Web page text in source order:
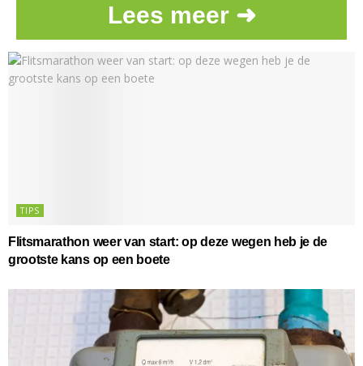
Lees meer ➜
TIPS
Flitsmarathon weer van start: op deze wegen heb je de
grootste kans op een boete